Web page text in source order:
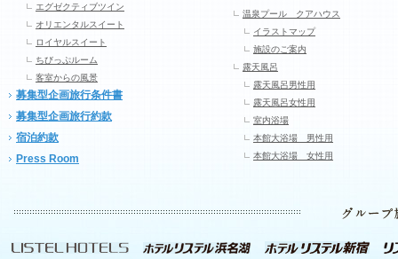
エグゼクティブツイン
オリエンタルスイート
ロイヤルスイート
ちびっぷルーム
客室からの風景
募集型企画旅行条件書
募集型企画旅行約款
宿泊約款
Press Room
温泉プール クアハウス
イラストマップ
施設のご案内
露天風呂
露天風呂男性用
露天風呂女性用
室内浴場
本館大浴場 男性用
本館大浴場 女性用